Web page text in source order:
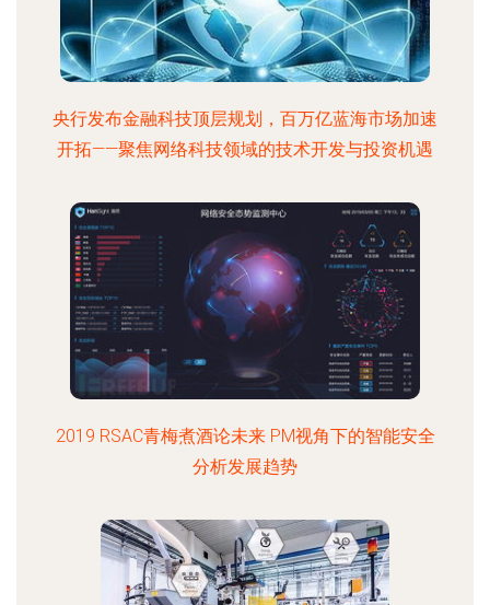
央行发布金融科技顶层规划，百万亿蓝海市场加速
开拓——聚焦网络科技领域的技术开发与投资机遇
2019 RSAC青梅煮酒论未来 PM视角下的智能安全
分析发展趋势